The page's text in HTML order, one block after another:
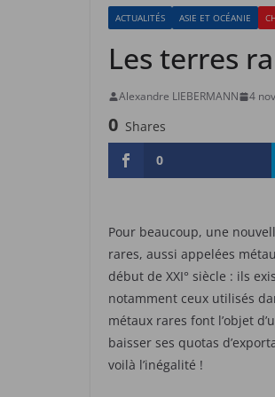
ACTUALITÉS ASIE ET OCÉANIE
Les terres
Alexandre LIEBERMANN 4
0 Shares
0
Pour beaucoup, une
rares, aussi appelées
début de XXI° siècle : ils
notamment ceux utilisés
métaux rares font l’objet
baisser ses quotas
voilà l’inégalité !